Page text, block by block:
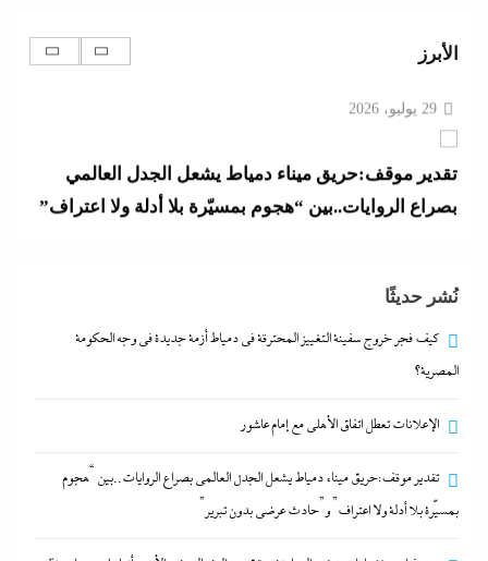
الأبرز
تقدير موقف:حريق ميناء دمياط يشعل الجدل العالمي
بصراع الروايات..بين “هجوم بمسيّرة بلا أدلة ولا اعتراف”
و”حادث عرضي بدون تبرير”
29 يوليو، 2026
عالمية..والأروع أنها على حساب نظيره الإسرائيلي
29 يوليو، 2026
جديدة في وجه الحكومة المصرية؟
نُشر حديثًا
كيف فجر خروج سفينة التغييز المحترقة في دمياط أزمة جديدة في وجه الحكومة
المصرية؟
الإعلانات تعطل اتفاق الأهلى مع إمام عاشور
تقدير موقف:حريق ميناء دمياط يشعل الجدل العالمي بصراع الروايات..بين “هجوم
بمسيّرة بلا أدلة ولا اعتراف” و”حادث عرضي بدون تبرير”